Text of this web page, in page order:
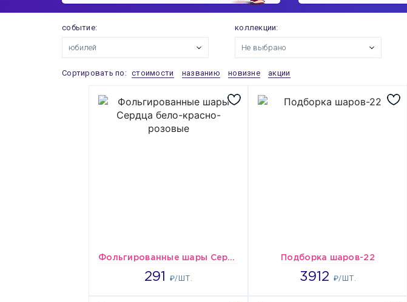
событие:
юбилей
коллекции:
Не выбрано
Сортировать по: стоимости названию новизне акции
Фольгированные шары Сердца бело-красно-розовые
291 ₽/ШТ.
3007 Подборка шаров-22
3912 ₽/ШТ.
3912